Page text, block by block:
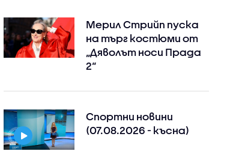
Мерил Стрийп пуска
на търг костюми от
„Дяволът носи Прада
2“
Спортни новини
(07.08.2026 - късна)